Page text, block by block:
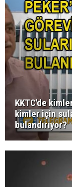
KKTC'de
kimler için
bulandırıyor?